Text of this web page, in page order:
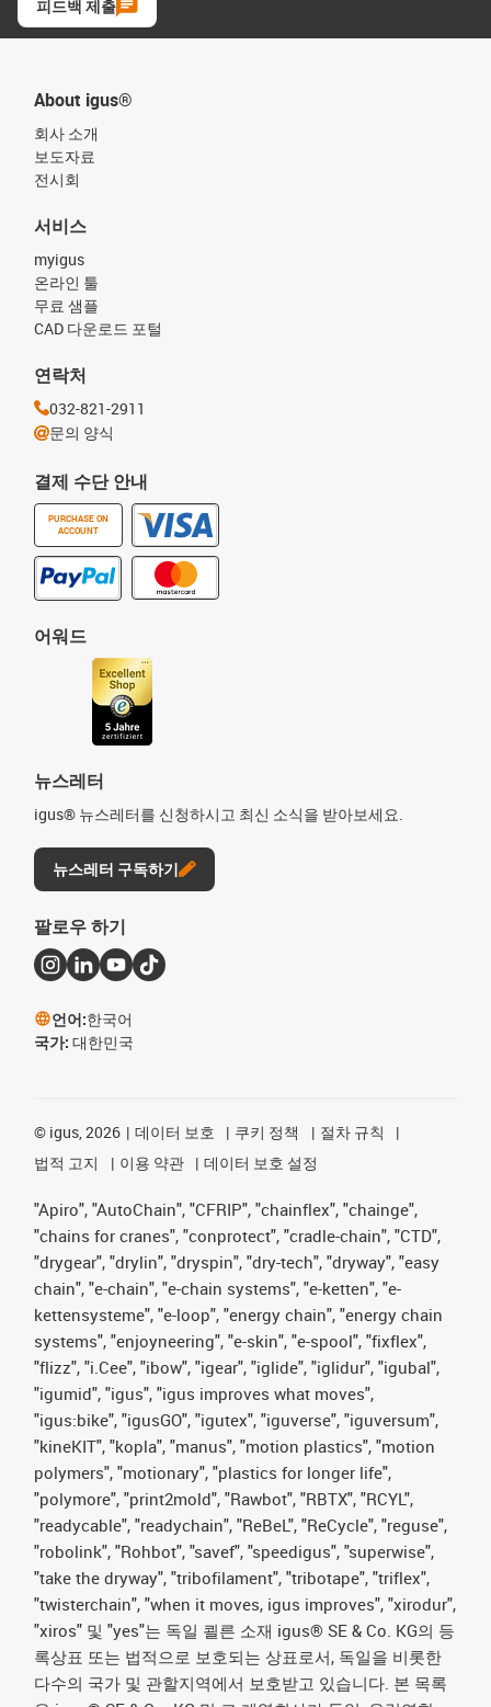
피드백 제출
About igus®
회사 소개
보도자료
전시회
결제 수단 안내
PURCHASE ON
ACCOUNT
서비스
myigus
온라인 툴
무료 샘플
CAD 다운로드 포털
어워드
뉴스레터
igus® 뉴스레터를 신청하시고 최신 소식을 받아보세요.
뉴스레터 구독하기
연락처
032-821-2911
문의 양식
팔로우 하기
언어:한국어
국가: 대한민국
© igus, 2026 데이터 보호 쿠키 정책
절차 규칙
법적 고지
이용 약관 데이터 보호 설정
"Apiro", "AutoChain", "CFRIP", "chainflex", "chainge",
"chains for cranes", "conprotect", "cradle-chain", "CTD",
"drygear", "drylin", "dryspin", "dry-tech", "dryway", "easy
chain", "e-chain", "e-chain systems", "e-ketten", "e-
kettensysteme", "e-loop", "energy chain", "energy chain
systems", "enjoyneering", "e-skin", "e-spool", "fixflex",
"flizz", "i.Cee", "ibow", "igear", "iglide", "iglidur", "igubal",
"igumid", "igus", "igus improves what moves",
"igus:bike", "igusGO", "igutex", "iguverse", "iguversum",
"kineKIT", "kopla", "manus", "motion plastics", "motion
polymers", "motionary", "plastics for longer life",
"polymore", "print2mold", "Rawbot", "RBTX", "RCYL",
"readycable", "readychain", "ReBeL", "ReCycle", "reguse",
"robolink", "Rohbot", "savef", "speedigus", "superwise",
"take the dryway", "tribofilament", "tribotape", "triflex",
"twisterchain", "when it moves, igus improves", "xirodur",
"xiros" 및 "yes"는 독일 쾰른 소재 igus® SE & Co. KG의 등
록상표 또는 법적으로 보호되는 상표로서, 독일을 비롯한
다수의 국가 및 관할지역에서 보호받고 있습니다. 본 목록